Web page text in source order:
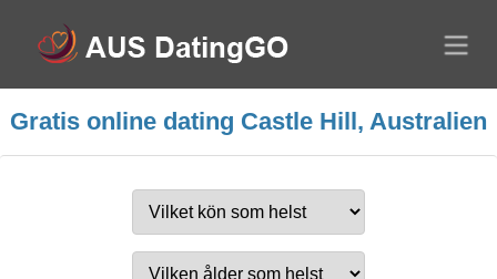
Gratis online dating Castle Hill, Australien